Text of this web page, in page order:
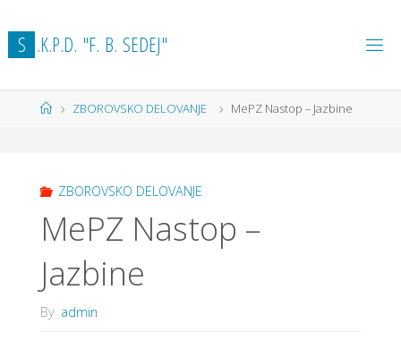
to
content
S .K.P.D. "F. B. SEDEJ"
HomeZBOROVSKO DELOVANJE MePZ Nastop – Jazbine
ZBOROVSKO DELOVANJE
MePZ Nastop –
Jazbine
By admin